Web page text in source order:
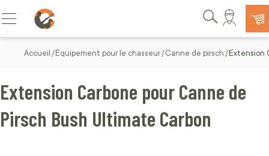
Allez au contenu
Basculer la navigation
Rechercher
Accueil Équipement pour le chasseur Canne de pirsch Extension
Extension Carbone pour Canne de
Pirsch Bush Ultimate Carbon